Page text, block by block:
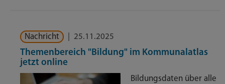
Nachricht 25.11.2025
Themenbereich "Bildung" im Kommunalatlas
jetzt online
Bildungsdaten über alle